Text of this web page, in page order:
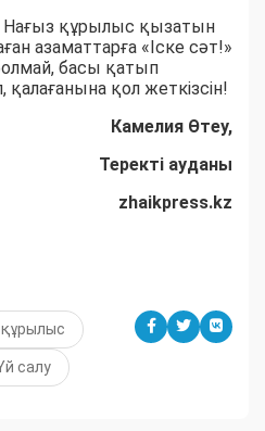
құрылыс қызатын
азаматтарға «Іске сәт!»
басы қатып
қол жеткізсін!
Камелия Өтеу,
Теректі ауданы
zhaikpress.kz
құрылыс
салу